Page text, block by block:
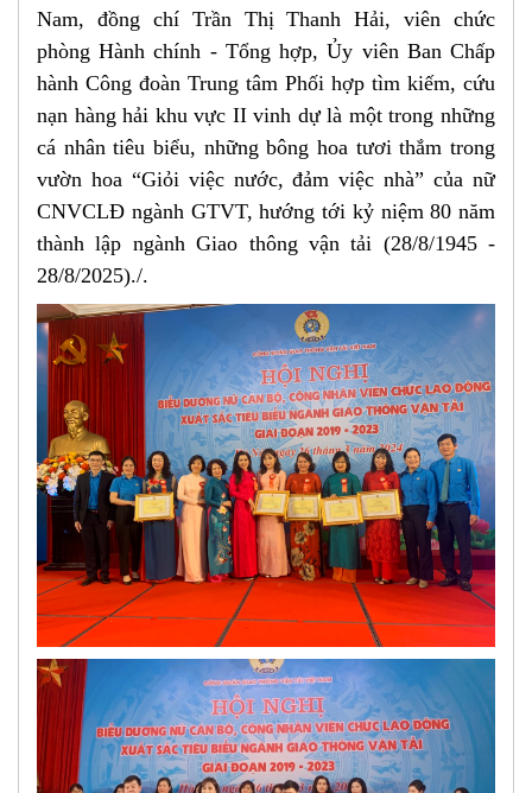
Nam, đồng chí Trần Thị Thanh Hải, viên chức
phòng Hành chính - Tổng hợp, Ủy viên Ban Chấp
hành Công đoàn Trung tâm Phối hợp tìm kiếm, cứu
nạn hàng hải khu vực II vinh dự là một trong những
cá nhân tiêu biểu, những bông hoa tươi thắm trong
vườn hoa “Giỏi việc nước, đảm việc nhà” của nữ
CNVCLĐ ngành GTVT, hướng tới kỷ niệm 80 năm
thành lập ngành Giao thông vận tải (28/8/1945 -
28/8/2025)./.